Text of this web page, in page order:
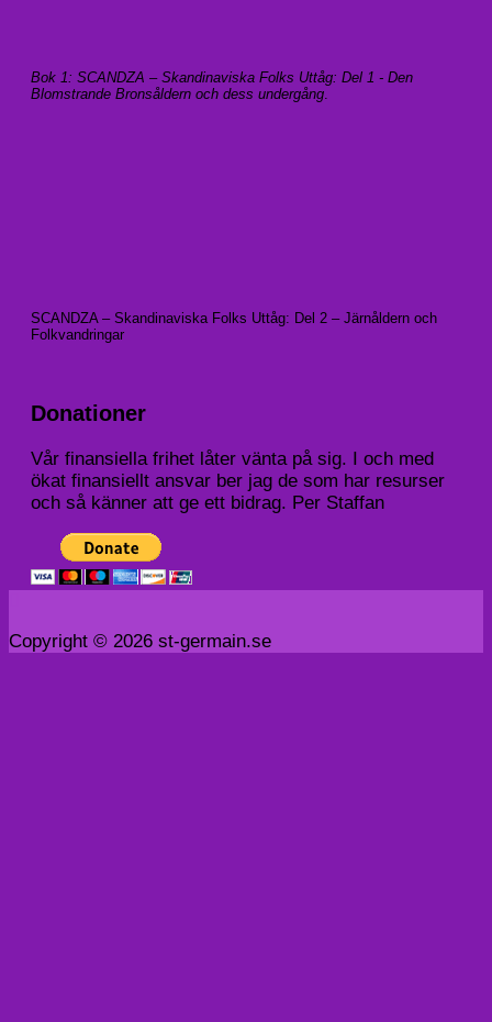
Bok 1: SCANDZA – Skandinaviska Folks Uttåg: Del 1 - Den
Blomstrande Bronsåldern och dess undergång
SCANDZA – Skandinaviska Folks Uttåg: Del 2 – Järnåldern och
Folkvandringar
Donationer
Vår finansiella frihet låter vänta på sig. I och med
ökat finansiellt ansvar ber jag de som har resurser
och så känner att ge ett bidrag. Per Staffan
Copyright © 2026 st-germain.se